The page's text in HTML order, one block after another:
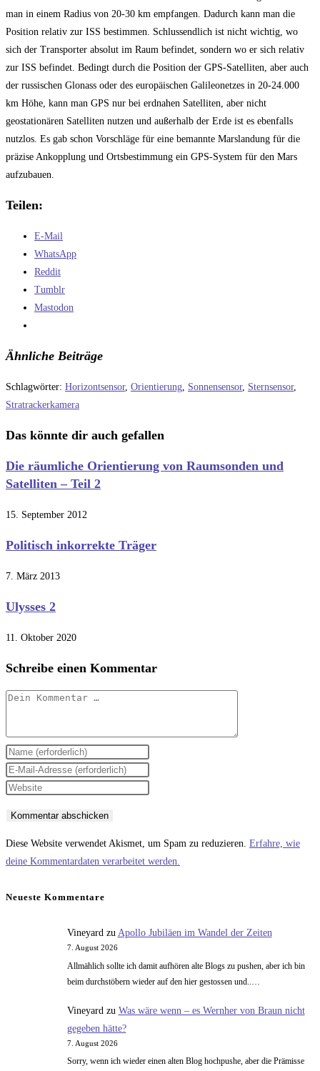
man in einem Radius von 20-30 km empfangen. Dadurch kann man die
Position relativ zur ISS bestimmen. Schlussendlich ist nicht wichtig, wo
sich der Transporter absolut im Raum befindet, sondern wo er sich relativ
zur ISS befindet. Bedingt durch die Position der GPS-Satelliten, aber auch
der russischen Glonass oder des europäischen Galileonetzes in 20-24.000
km Höhe, kann man GPS nur bei erdnahen Satelliten, aber nicht
geostationären Satelliten nutzen und außerhalb der Erde ist es ebenfalls
nutzlos. Es gab schon Vorschläge für eine bemannte Marslandung für die
präzise Ankopplung und Ortsbestimmung ein GPS-System für den Mars
aufzubauen.
Teilen:
E-Mail
WhatsApp
Reddit
Tumblr
Mastodon
Ähnliche Beiträge
Schlagwörter: Horizontsensor, Orientierung Sonnensensor, Sternsensor,
Stratrackerkamera
Das könnte dir auch gefallen
Die räumliche Orientierung von Raumsonden und
Satelliten – Teil 2
15. September 2012
Politisch inkorrekte Träger
7. März 2013
Ulysses 2
11. Oktober 2020
Schreibe einen Kommentar
Kommentar
Gib
deinen
Namen
zum
Kommentieren
Gib
deine
Adresse
zum
ein
Gib
URL
ein
Diese Website verwendet Akismet, um Spam zu reduzieren. Erfahre, wie
deine Kommentardaten verarbeitet werden.
Neueste Kommentare
Vineyardzu Apollo Jubiläen im Wandel der Zeiten
7. August 2026
Allmählich sollte ich damit aufhören alte Blogs zu pushen, aber ich bin
beim durchstöbern wieder auf den hier gestossen und..…
Vineyard zu Was wäre wenn – es Wernher von Braun nicht
gegeben hätte?
7. August 2026
Sorry, wenn ich wieder einen alten Blog hochpushe, aber die Prämisse